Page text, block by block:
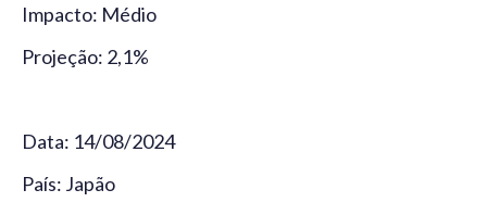
Impacto: Médio
Projeção: 2,1%
Data: 14/08/2024
País: Japão